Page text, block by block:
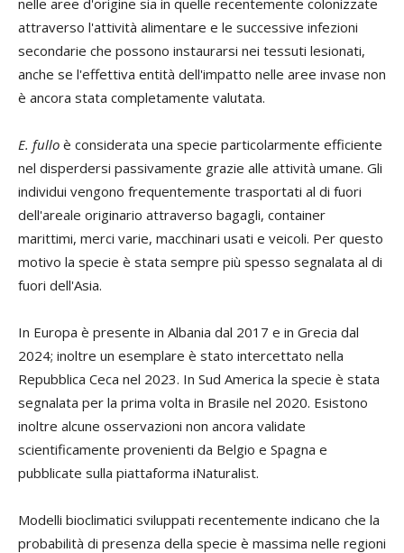
attraverso l'attività alimentare e le successive infezioni
secondarie che possono instaurarsi nei tessuti lesionati,
anche se l'effettiva entità dell'impatto nelle aree invase non
è ancora stata completamente valutata.
E. fullo è considerata una specie particolarmente efficiente
nel disperdersi passivamente grazie alle attività umane. Gli
individui vengono frequentemente trasportati al di fuori
dell'areale originario attraverso bagagli, container
marittimi, merci varie, macchinari usati e veicoli. Per questo
motivo la specie è stata sempre più spesso segnalata al di
fuori dell'Asia.
In Europa è presente in Albania dal 2017 e in Grecia dal
2024; inoltre un esemplare è stato intercettato nella
Repubblica Ceca nel 2023. In Sud America la specie è stata
segnalata per la prima volta in Brasile nel 2020. Esistono
inoltre alcune osservazioni non ancora validate
scientificamente provenienti da Belgio e Spagna e
pubblicate sulla piattaforma iNaturalist.
Modelli bioclimatici sviluppati recentemente indicano che la
probabilità di presenza della specie è massima nelle regioni